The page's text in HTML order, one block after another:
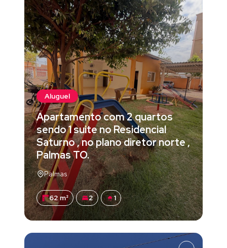
Aluguel
Apartamento com 2 quartos
sendo 1 suite no Residencial
Saturno , no plano diretor norte ,
Palmas TO.
Palmas
62 m² 2 1